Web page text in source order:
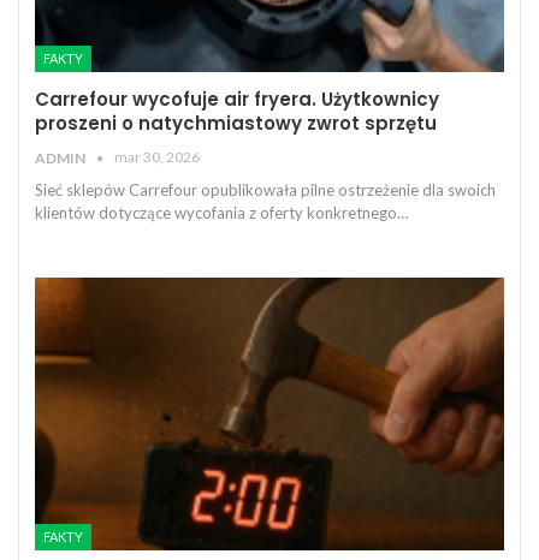
FAKTY
Carrefour wycofuje air fryera. Użytkownicy
proszeni o natychmiastowy zwrot sprzętu
ADMIN mar 30, 2026
Sieć sklepów Carrefour opublikowała pilne ostrzeżenie dla swoich
klientów dotyczące wycofania z oferty konkretnego…
FAKTY